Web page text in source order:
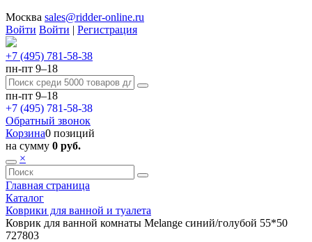
Москва sales@ridder-online.ru
Войти Войти | Регистрация
+7 (495) 781-58-38
пн-пт 9–18
пн-пт 9–18
+7 (495) 781-58-38
Обратный звонок
Корзина0 позиций
на сумму 0 руб.
×
Главная страница
Каталог
Коврики для ванной и туалета
Коврик для ванной комнаты Melange синий/голубой 55*50
727803